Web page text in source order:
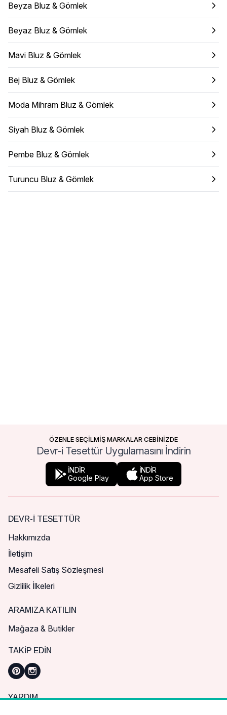
Beyza Bluz & Gömlek
Beyaz Bluz & Gömlek
Mavi Bluz & Gömlek
Bej Bluz & Gömlek
Moda Mihram Bluz & Gömlek
Siyah Bluz & Gömlek
Pembe Bluz & Gömlek
Turuncu Bluz & Gömlek
ÖZENLE SEÇİLMİŞ MARKALAR CEBİNİZDE
Devr-i Tesettür Uygulamasını İndirin
İNDİR
Google Play
İNDİR
App Store
DEVR-I TESETTÜR
Hakkımızda
İletişim
Mesafeli Satış Sözleşmesi
Gizlilik İlkeleri
ARAMIZA KATILIN
Mağaza & Butikler
TAKIP EDIN
YARDIM